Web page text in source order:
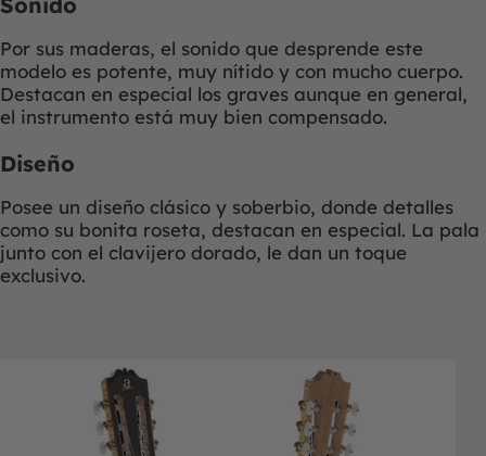
Por sus maderas, el sonido que desprende este
modelo es potente, muy nítido y con mucho cuerpo.
Destacan en especial los graves aunque en general,
el instrumento está muy bien compensado.
Diseño
Posee un diseño clásico y soberbio, donde detalles
como su bonita roseta, destacan en especial. La pala
junto con el clavijero dorado, le dan un toque
exclusivo.